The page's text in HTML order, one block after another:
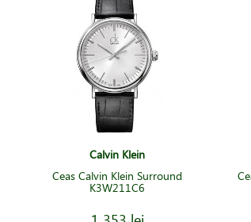
Calvin Klein
Ceas Calvin Klein Surround
K3W211C6